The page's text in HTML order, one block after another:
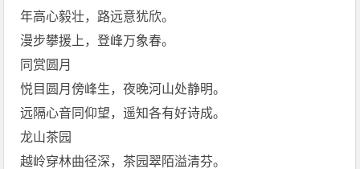
年高心毅壮，路远意犹欣。
漫步攀援上，登峰万象春。
同赏圆月
悦目圆月傍峰生，夜晚河山处静明。
远隔心音同仰望，遥知各有好诗成。
龙山茶园
越岭穿林曲径深，茶园翠陌溢清芬。